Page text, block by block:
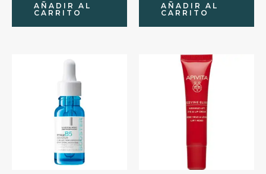
AÑADIR AL
CARRITO
AÑADIR AL
CARRITO